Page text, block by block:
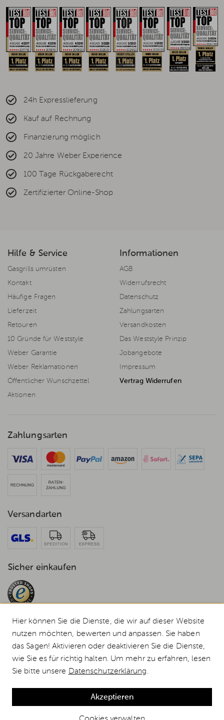
24h Expresslieferung
Kauf auf Rechnung
Finanzierung möglich
20 Jahre Weber Experience
100 Tage Rückgaberecht
Zertifizierter Online-Shop
Hilfe & Service
Gasgrills umrüsten
Kontakt
Häufige Fragen
Lieferzeit
Retouren
10 Gründe für Weststyle
Weber Garantie
Weber Reklamationen
Öffentlicher Wunschzettel
Aktionen
Informationen
AGB
Widerrufsrecht
Datenschutz
Zahlungsarten
Versandkosten
Das Weststyle Prinzip
Jobangebote
Impressum
Vertrag Widerrufen
Zahlungsarten
Versandarten
Sicher einkaufen
© 2026 Weststyle GmbH · Europas grosser Weber Spezialist
Alle Preise inkl. MwSt., inkl. Verpackungskosten und zzgl.
Durchgestrichene Preise entsprechen dem bisherigen Preis bei Weststyle.
Weber Gasgrill Q 2200N mit Rollwagen, Black günstig kaufen
Hier können Sie die Dienste, die wir auf dieser Website
nutzen möchten, bewerten und anpassen. Sie haben
das Sagen! Aktivieren oder deaktivieren Sie die Dienste,
wie Sie es für richtig halten. Um mehr zu erfahren, lesen
Sie bitte unsere Datenschutzerklärung.
Akzeptieren